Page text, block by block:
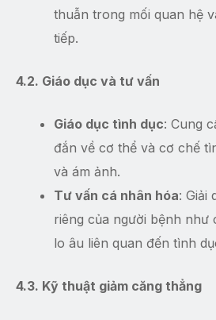
thuẫn trong mối quan hệ
tiếp.
4.2. Giáo dục và tư vấn
Giáo dục tình dục: Cung
đắn về cơ thể và cơ chế
và ám ảnh.
Tư vấn cá nhân hóa: Giải
riêng của người bệnh như
lo âu liên quan đến tình
4.3. Kỹ thuật giảm căng thẳng